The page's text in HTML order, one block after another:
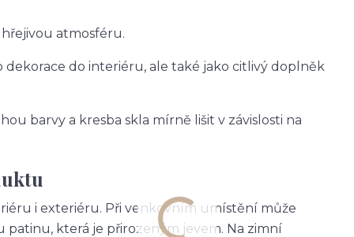
atmosféru.
do interiéru, ale také jako citlivý doplněk
barvy a kresba skla mírně lišit v závislosti na
i exteriéru. Při venkovním umístění může
patinu, která je přirozeným jevem. Na zimní